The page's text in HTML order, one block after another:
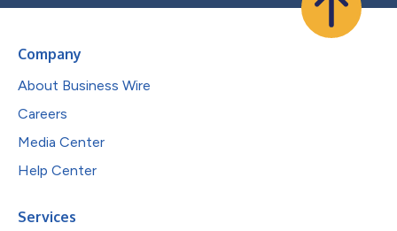
Company
About Business Wire
Careers
Media Center
Help Center
Services